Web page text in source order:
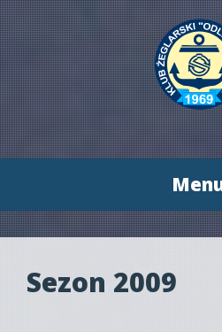
do
Sezon 2009